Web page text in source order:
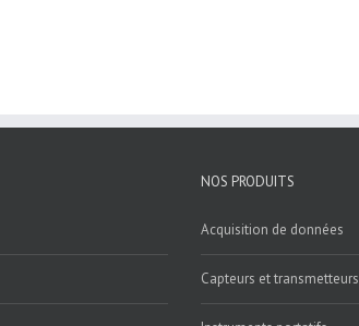
NOS PRODUITS
Acquisition de données
Capteurs et transmetteurs